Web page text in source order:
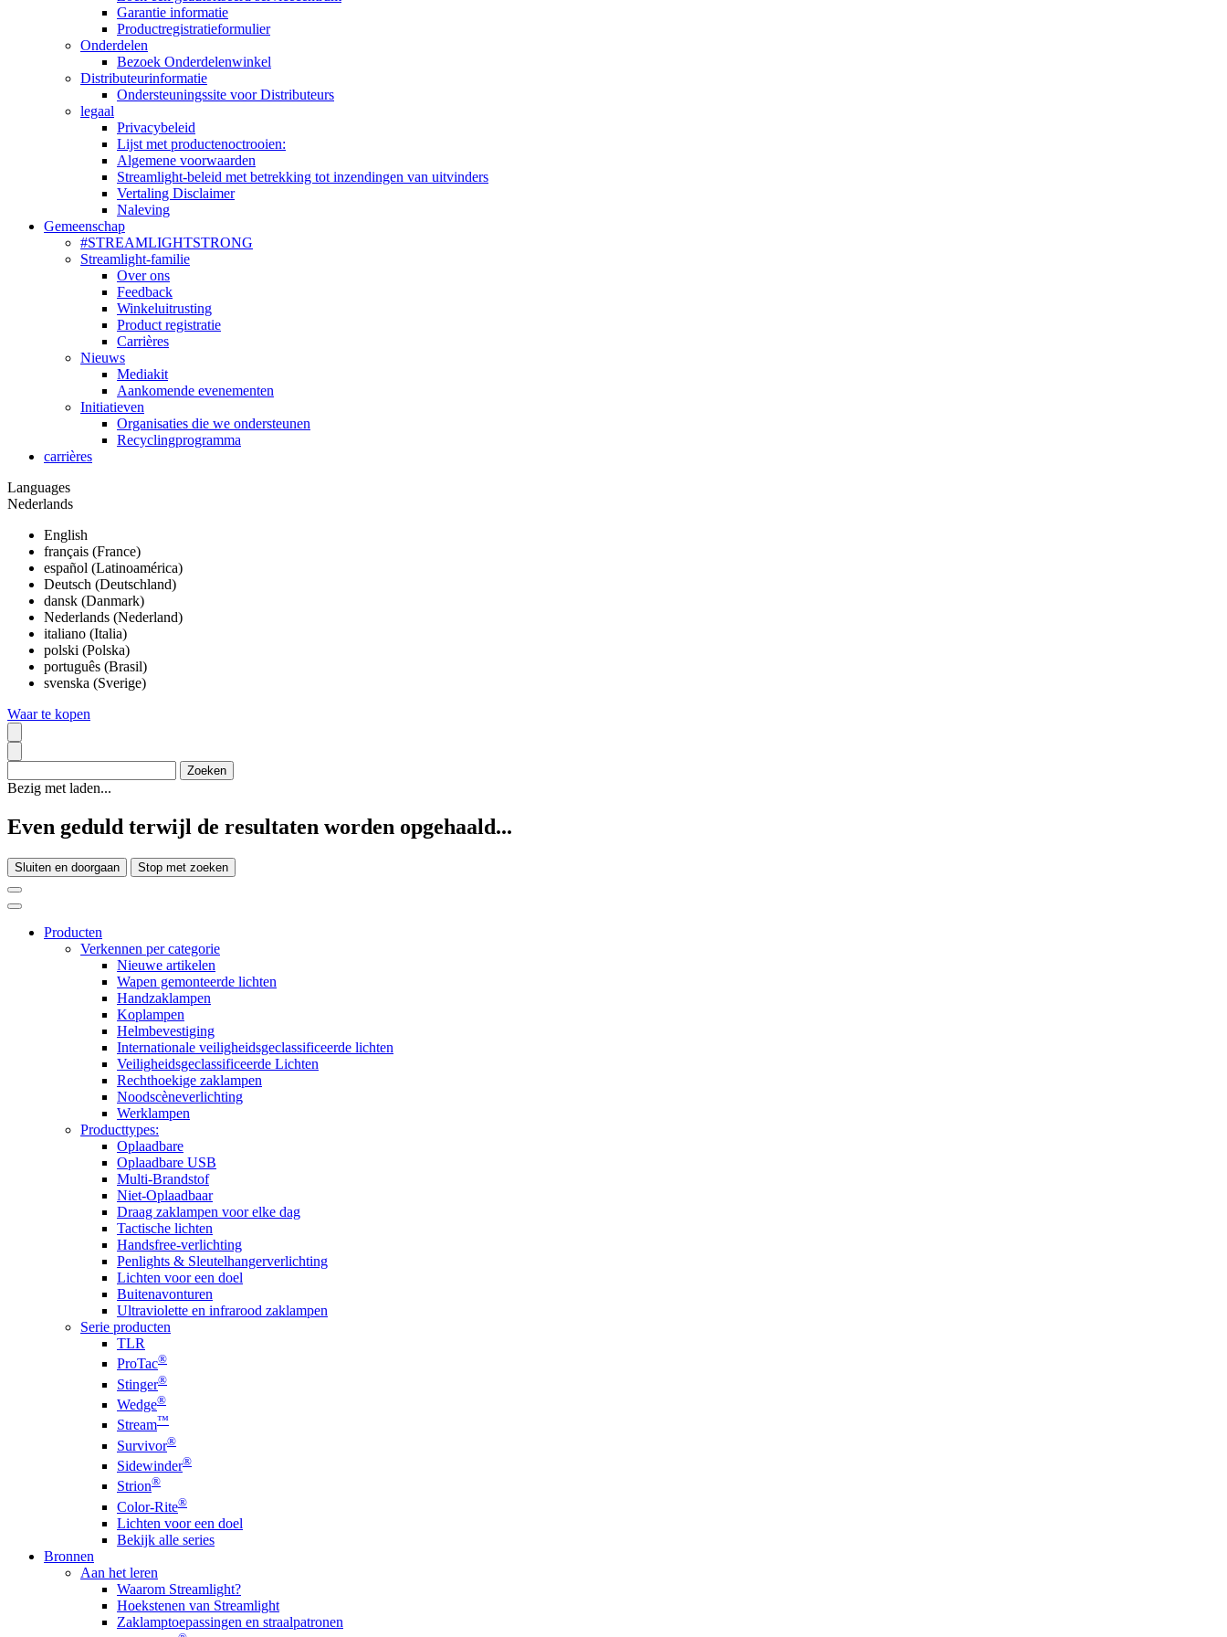
Garantie informatie
Productregistratieformulier
Onderdelen
Bezoek Onderdelenwinkel
Distributeurinformatie
Ondersteuningssite voor Distributeurs
legaal
Privacybeleid
Lijst met productenoctrooien:
Algemene voorwaarden
Streamlight-beleid met betrekking tot inzendingen van uitvinders
Vertaling Disclaimer
Naleving
Gemeenschap
#STREAMLIGHTSTRONG
Streamlight-familie
Over ons
Feedback
Winkeluitrusting
Product registratie
Carrières
Nieuws
Mediakit
Aankomende evenementen
Initiatieven
Organisaties die we ondersteunen
Recyclingprogramma
carrières
Languages
Nederlands
English
français (France)
español (Latinoamérica)
Deutsch (Deutschland)
dansk (Danmark)
Nederlands (Nederland)
italiano (Italia)
polski (Polska)
português (Brasil)
svenska (Sverige)
Waar te kopen
Bezig met laden...
Even geduld terwijl de resultaten worden opgehaald...
Sluiten en doorgaan Stop met zoeken
Producten
Verkennen per categorie
Nieuwe artikelen
Wapen gemonteerde lichten
Handzaklampen
Koplampen
Helmbevestiging
Internationale veiligheidsgeclassificeerde lichten
Veiligheidsgeclassificeerde Lichten
Rechthoekige zaklampen
Noodscèneverlichting
Werklampen
Producttypes:
Oplaadbare
Oplaadbare USB
Multi-Brandstof
Niet-Oplaadbaar
Draag zaklampen voor elke dag
Tactische lichten
Handsfree-verlichting
Penlights & Sleutelhangerverlichting
Lichten voor een doel
Buitenavonturen
Ultraviolette en infrarood zaklampen
Serie producten
TLR
ProTac®
Stinger®
Wedge®
Stream™
Survivor®
Sidewinder®
Strion®
Color-Rite®
Lichten voor een doel
Bekijk alle series
Bronnen
Aan het leren
Waarom Streamlight?
Hoekstenen van Streamlight
Zaklamptoepassingen en straalpatronen